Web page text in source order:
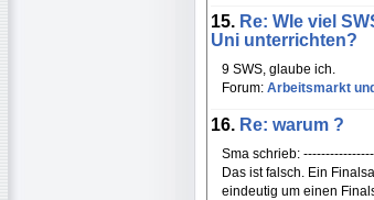
15. Re: WIe viel
Uni unterrichten?
9 SWS, glaube ich.
Forum: Arbeitsmarkt
16. Re: warum ?
Sma schrieb:
Das ist falsch. Ein
eindeutig um einen